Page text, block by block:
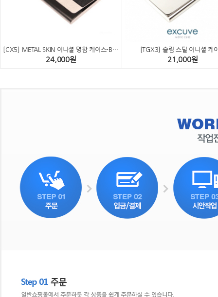
[CX5] METAL SKIN 이니셜 명함 케이스-BLACK
24,000원
[TGX3] 슬림 스틸 이니셜 케
21,000원